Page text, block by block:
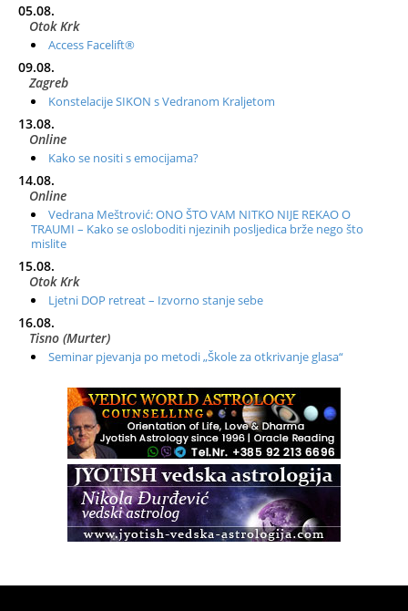
05.08.
Otok Krk
Access Facelift®
09.08.
Zagreb
Konstelacije SIKON s Vedranom Kraljetom
13.08.
Online
Kako se nositi s emocijama?
14.08.
Online
Vedrana Meštrović: ONO ŠTO VAM NITKO NIJE REKAO O
TRAUMI – Kako se osloboditi njezinih posljedica brže nego što
mislite
15.08.
Otok Krk
Ljetni DOP retreat – Izvorno stanje sebe
16.08.
Tisno (Murter)
Seminar pjevanja po metodi „Škole za otkrivanje glasa“
Radionica: Pomagači iz drugih dimenzija Online – otvoreno za
Zagreb+Online
Osnovni ThetaHealing® tečaj, Zagreb i Online
Access BARS®, otpusti stres